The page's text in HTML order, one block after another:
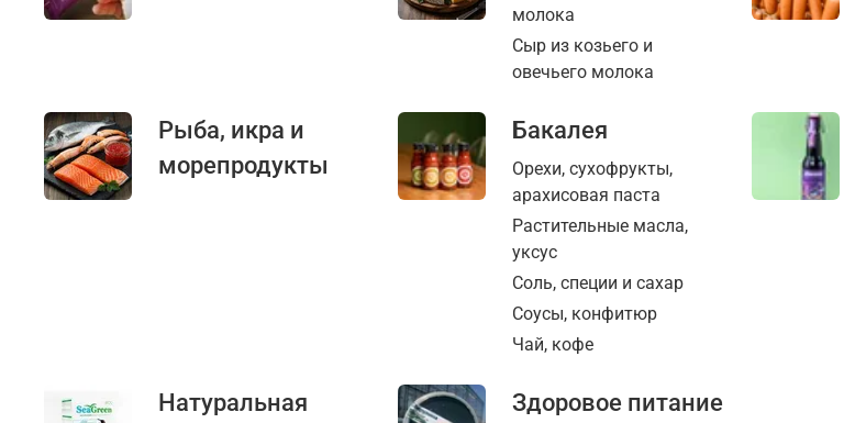
молока
Сыр из козьего и
овечьего молока
Рыба, икра и
морепродукты
Бакалея
Орехи, сухофрукты,
арахисовая паста
Растительные масла,
уксус
Соль, специи и сахар
Соусы, конфитюр
Чай, кофе
Натуральная
Здоровое питание